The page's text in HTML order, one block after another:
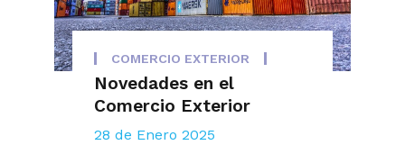
COMERCIO EXTERIOR
Novedades en el
Comercio Exterior
28 de Enero 2025